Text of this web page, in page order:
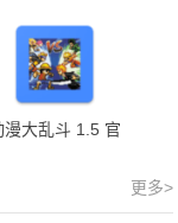
漫大乱斗 1.5 官
更多>